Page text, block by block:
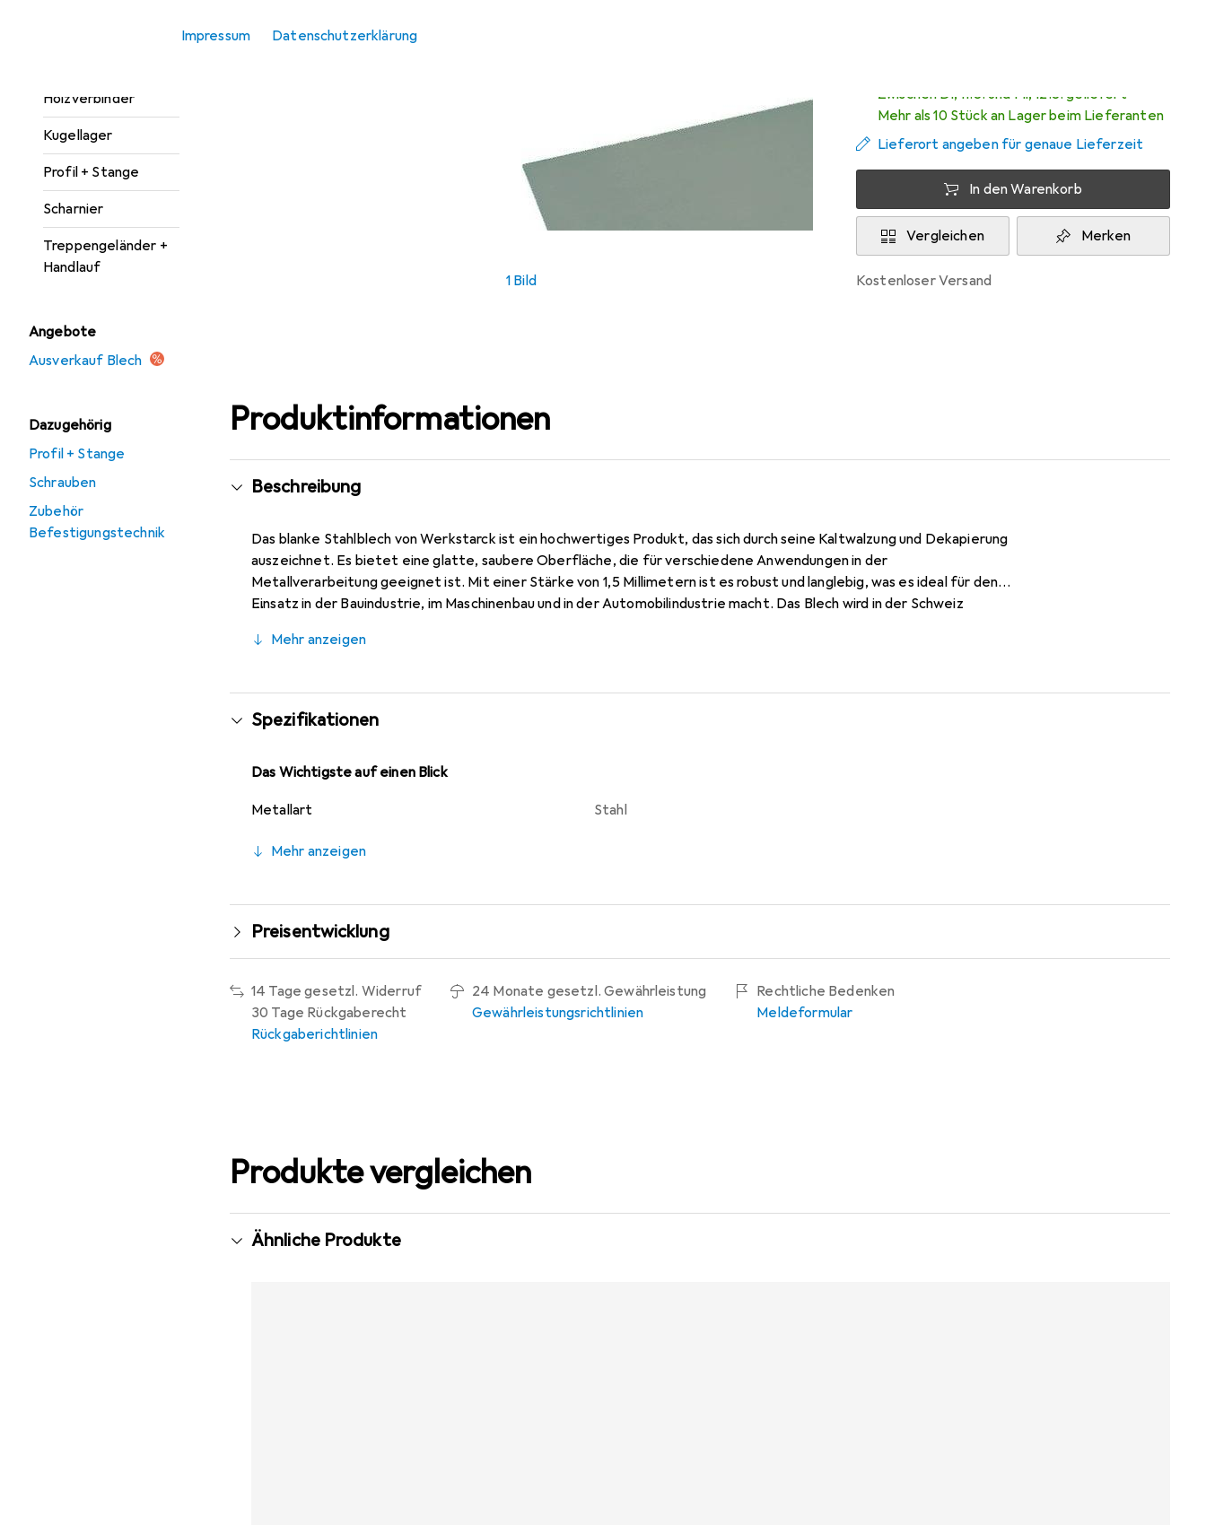
Impressum Datenschutzerklärung
Holzverbinder
Kugellager
Profil + Stange
Scharnier
Treppengeländer +
Handlauf
Angebote
Ausverkauf Blech
Dazugehörig
Profil + Stange
Schrauben
Zubehör
Befestigungstechnik
1 Bild
Zwischen Di, 11.8. und Mi, 12.8. geliefert
Mehr als 10 Stück an Lager beim Lieferanten
Lieferort angeben für genaue Lieferzeit
In den Warenkorb
Vergleichen Merken
kostenloser Versand
Produktinformationen
Beschreibung
Das blanke Stahlblech von Werkstarck ist ein hochwertiges Produkt, das sich durch seine Kaltwalzung und Dekapierung
auszeichnet. Es bietet eine glatte, saubere Oberfläche, die für verschiedene Anwendungen in der
Metallverarbeitung geeignet ist. Mit einer Stärke von 1,5 Millimetern ist es robust und langlebig, was es ideal für den
Einsatz in der Bauindustrie, im Maschinenbau und in der Automobilindustrie macht. Das Blech wird in der Schweiz
der Länge ermöglichen eine einfache Handhabung und Verarbeitung. Dieses Stahlblech ist eine zuverlässige Wahl für
Mehr anzeigen
Spezifikationen
Das Wichtigste auf einen Blick
Metallart Stahl
Mehr anzeigen
Preisentwicklung
14 Tage gesetzl. Widerruf
30 Tage Rückgaberecht
Rückgaberichtlinien
24 Monate gesetzl. Gewährleistung
Gewährleistungsrichtlinien
Rechtliche Bedenken
Meldeformular
Produkte vergleichen
Ähnliche Produkte